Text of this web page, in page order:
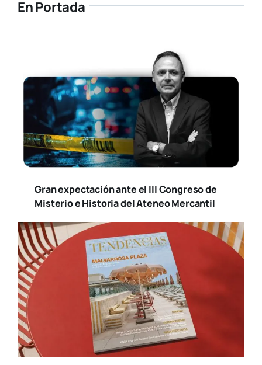
Gran expectación ante el III Congreso de
Misterio e Historia del Ateneo Mercantil
Ya está disponible la nueva edición de
Tendencias Diseño